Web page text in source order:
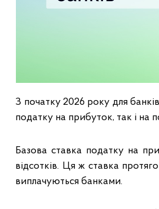
З початку 2026 року для
податку на прибуток, так і на
Базова ставка податку на
відсотків. Ця ж ставка
виплачуються банками.